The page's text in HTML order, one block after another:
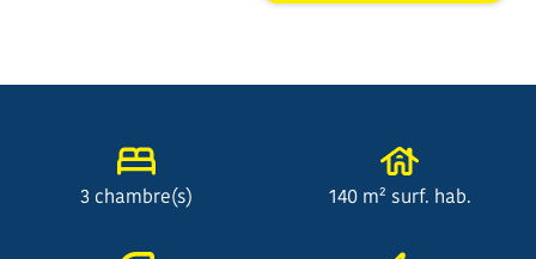
3 chambre(s) 140 m² surf. hab.